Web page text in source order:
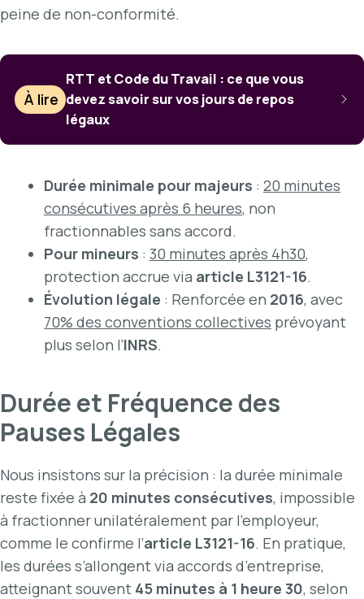
peine de non-conformité.
À lire
RTT et Code du Travail : ce que vous
devez savoir sur vos jours de repos
légaux
Durée minimale pour majeurs : 20 minutes
consécutives après 6 heures, non
fractionnables sans accord.
Pour mineurs : 30 minutes après 4h30,
protection accrue via article L3121-16.
Évolution légale : Renforcée en 2016, avec
70% des conventions collectives prévoyant
plus selon l’INRS.
Durée et Fréquence des
Pauses Légales
Nous insistons sur la précision : la durée minimale
reste fixée à 20 minutes consécutives, impossible
à fractionner unilatéralement par l’employeur,
comme le confirme l’article L3121-16. En pratique,
les durées s’allongent via accords d’entreprise,
atteignant souvent 45 minutes à 1 heure 30, selon